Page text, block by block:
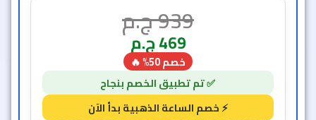
939ج.م
469ج.م
خصم 50% 🔥